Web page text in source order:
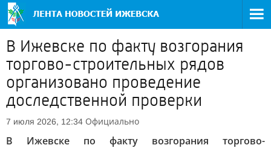
В Ижевске по факту возгорания
торгово-строительных рядов
организовано проведение
доследственной проверки
7 июля 2026, 12:34 Официально
В Ижевске по факту возгорания торгово-